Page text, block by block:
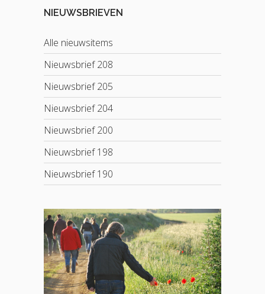
NIEUWSBRIEVEN
Alle nieuwsitems
Nieuwsbrief 208
Nieuwsbrief 205
Nieuwsbrief 204
Nieuwsbrief 200
Nieuwsbrief 198
Nieuwsbrief 190